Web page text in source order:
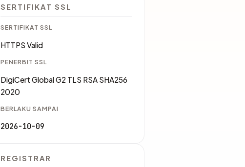
SERTIFIKAT SSL
SERTIFIKAT SSL
HTTPS Valid
PENERBIT SSL
DigiCert Global G2 TLS RSA SHA256
2020
BERLAKU SAMPAI
2026-10-09
REGISTRAR